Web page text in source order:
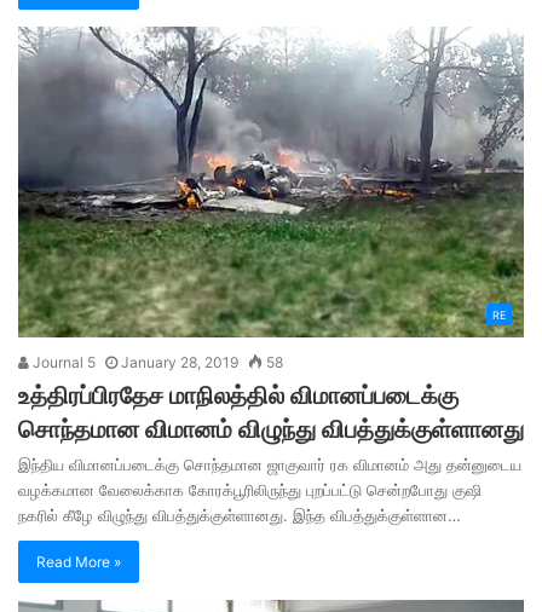
RE
Journal 5 January 28, 2019 58
உத்திரப்பிரதேச மாநிலத்தில் விமானப்படைக்கு
சொந்தமான விமானம் விழுந்து விபத்துக்குள்ளானது
இந்திய விமானப்படைக்கு சொந்தமான ஜாகுவார் ரக விமானம் அது தன்னுடைய
வழக்கமான வேலைக்காக கோரக்பூரிலிருந்து புறப்பட்டு சென்றபோது குஷி
நகரில் கீழே விழுந்து விபத்துக்குள்ளானது. இந்த விபத்துக்குள்ளான…
Read More »